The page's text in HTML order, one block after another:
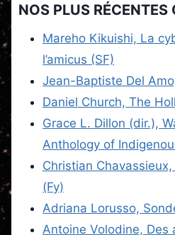
NOS PLUS RÉCENTES
Mareho Kikuishi, La
l’amicus (SF)
Jean-Baptiste Del
Daniel Church, The
Grace L. Dillon (dir.),
Anthology of
Christian
(Fy)
Adriana Lorusso,
Antoine Volodine, Des